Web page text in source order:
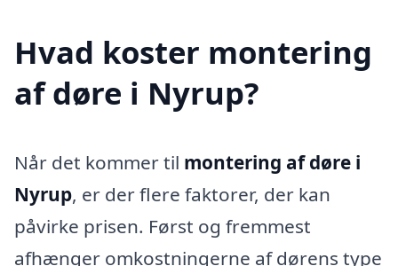
Hvad koster montering
af døre i Nyrup?
Når det kommer til montering af døre i
Nyrup, er der flere faktorer, der kan
påvirke prisen. Først og fremmest
afhænger omkostningerne af dørens type